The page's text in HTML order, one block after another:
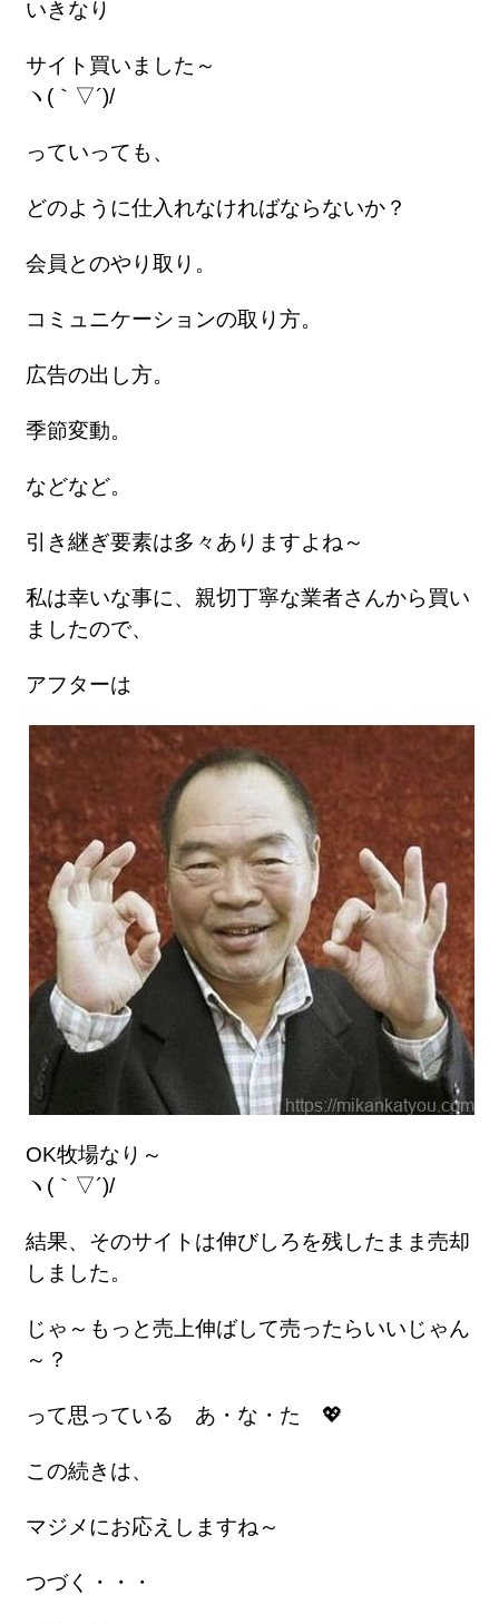
いきなり
サイト買いました～
ヽ(｀▽´)/
っていっても、
どのように仕入れなければならないか？
会員とのやり取り。
コミュニケーションの取り方。
広告の出し方。
季節変動。
などなど。
引き継ぎ要素は多々ありますよね～
私は幸いな事に、親切丁寧な業者さんから買い
ましたので、
アフターは
OK牧場なり～
ヽ(｀▽´)/
結果、そのサイトは伸びしろを残したまま売却
しました。
じゃ～もっと売上伸ばして売ったらいいじゃん
～？
って思っている あ・な・た 💖
この続きは、
マジメにお応えしますね～
つづく・・・